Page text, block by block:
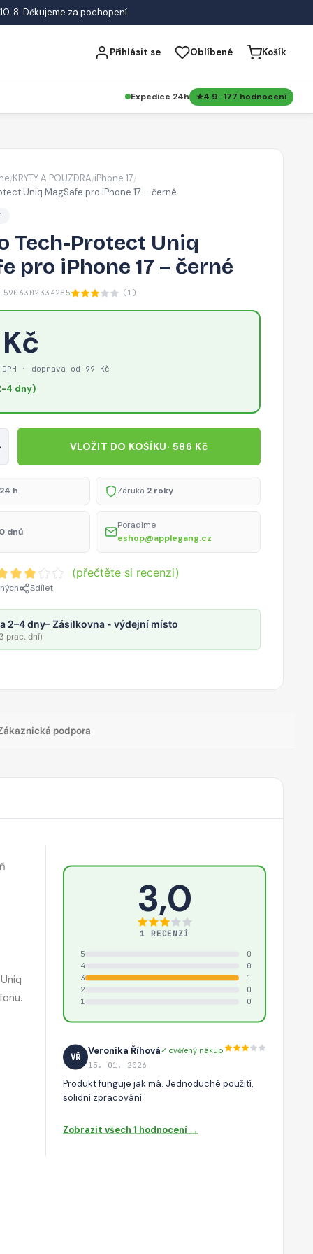
8. Děkujeme za pochopení.
Přihlásit se Oblíbené Košík
Expedice 24h 4.9 · 177 hodnocení
/KRYTY A POUZDRA/iPhone 17/
Uniq MagSafe pro iPhone 17 – černé
Tech-Protect Uniq
pro iPhone 17 – černé
(1)
· doprava od 99 Kč
4 dny)
VLOŽIT DO KOŠÍKU· 586 Kč
h Záruka 2 roky
dnů
Poradíme
eshop@applegang.cz
(přečtěte si recenzi)
Sdílet
2–4 dny– Zásilkovna - výdejní místo
prac. dní)
podpora
3,0
1 RECENZÍ
5
0
4
0
3
1
2
0
1
0
VŘ
Veronika Říhová✓ ověřený nákup
15. 01. 2026
Produkt funguje jak má. Jednoduché použití,
solidní zpracování.
Zobrazit všech 1 hodnocení →